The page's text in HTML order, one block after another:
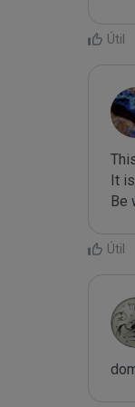
Útil
It
Be
Útil